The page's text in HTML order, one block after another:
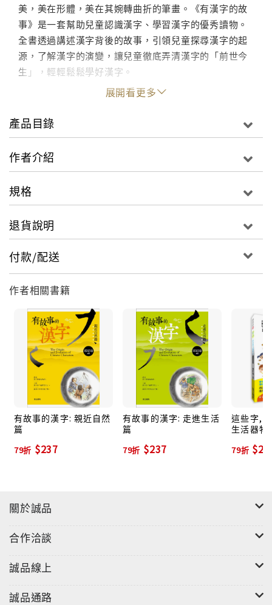
美，美在形體，美在其婉轉曲折的筆畫。《有漢字的故
事》是一套幫助兒童認識漢字、學習漢字的優秀讀物。
全書透過講述漢字背後的故事，引領兒童探尋漢字的起
源，了解漢字的演變，讓兒童徹底弄清漢字的「前世今
生」，輕輕鬆鬆學好漢字。
展開看更多
產品目錄
作者介紹
規格
退貨說明
付款/配送
作者相關書籍
有故事的漢字: 親近自然
篇
79折 $237
有故事的漢字: 走進生活
篇
79折 $237
這些字,
生活器物
79折
關於誠品
合作洽談
誠品線上
誠品通路